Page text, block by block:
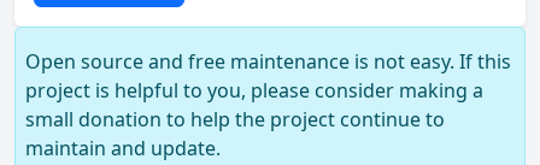
Open source and free maintenance is not easy. If this
project is helpful to you, please consider making a
small donation to help the project continue to
maintain and update.